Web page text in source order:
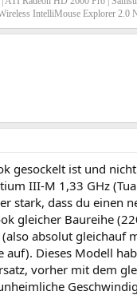
IntelliMouse Explorer
gesockelt ist und
III-M 1,33 GHz
stark, dass du einen
gleicher Baureihe
absolut
Dieses Modell
vorher mit dem